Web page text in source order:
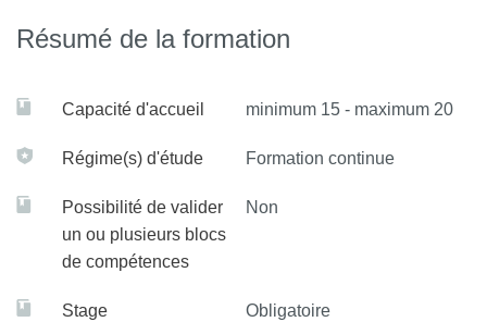
Animer des dispositifs de médiation au sein de leur
Résumé de la formation
Capacité d'accueil minimum 15 - maximum 20
Régime(s) d'étude Formation continue
Possibilité de valider
un ou plusieurs blocs
de compétences
Non
Stage Obligatoire